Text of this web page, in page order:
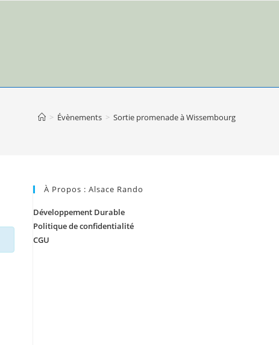
> Évènements > Sortie promenade à Wissembourg
À Propos : Alsace Rando
Développement Durable
Politique de confidentialité
CGU